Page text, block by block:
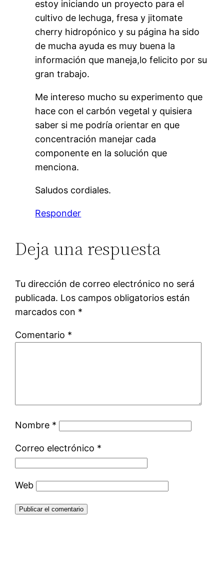
estoy iniciando un proyecto para el
cultivo de lechuga, fresa y jitomate
cherry hidropónico y su página ha sido
de mucha ayuda es muy buena la
información que maneja,lo felicito por su
gran trabajo.
Me intereso mucho su experimento que
hace con el carbón vegetal y quisiera
saber si me podría orientar en que
concentración manejar cada
componente en la solución que
menciona.
Saludos cordiales.
Responder
Deja una respuesta
Tu dirección de correo electrónico no será
publicada. Los campos obligatorios están
marcados con *
Comentario *
Nombre *
Correo electrónico *
Web